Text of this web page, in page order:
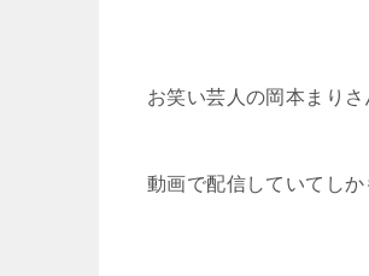
お笑い芸人の岡本まり
動画で配信していてし